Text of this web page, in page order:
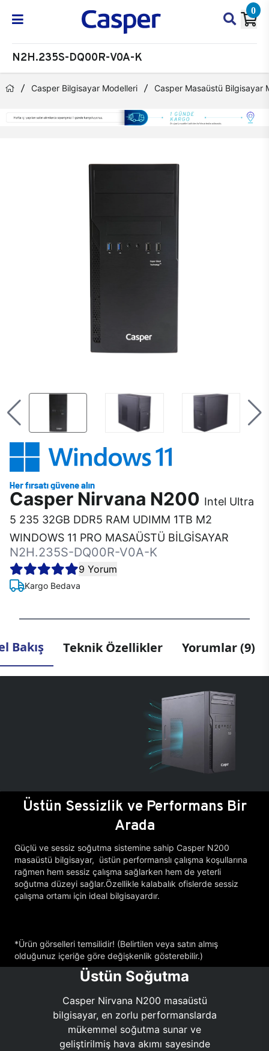
0
N2H.235S-DQ00R-V0A-K
Casper Bilgisayar Modelleri Casper Masaüstü Bilgisayar
Casper Nirvana N200 Intel Ultra
5 235 32GB DDR5 RAM UDIMM 1TB M2
WINDOWS 11 PRO MASAÜSTÜ BİLGİSAYAR
N2H.235S-DQ00R-V0A-K
9 Yorum
Kargo Bedava
Bakış Teknik Özellikler Yorumlar (9)
Üstün Sessizlik ve Performans Bir
Arada
Güçlü ve sessiz soğutma sistemine sahip Casper N200
masaüstü bilgisayar, üstün performanslı çalışma koşullarına
rağmen hem sessiz çalışma sağlarken hem de yeterli
soğutma düzeyi sağlar.Özellikle kalabalık ofislerde sessiz
çalışma ortamı için ideal bilgisayardır.
*Ürün görselleri temsilidir! (Belirtilen veya satın almış
olduğunuz içeriğe göre değişkenlik gösterebilir.)
Üstün Soğutma
Casper Nirvana N200 masaüstü
bilgisayar, en zorlu performanslarda
mükemmel soğutma sunar ve
geliştirilmiş hava akımı sayesinde